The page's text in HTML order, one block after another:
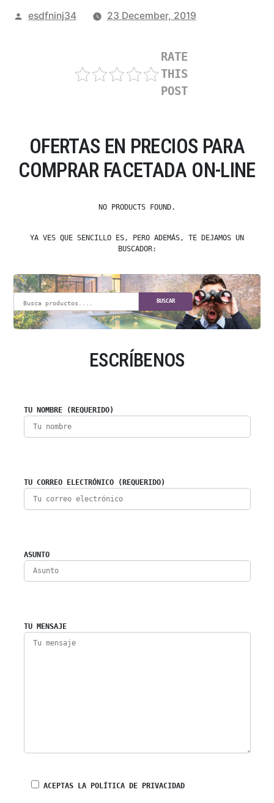
Posted
esdfninj34 23 December, 2019
RATE
THIS
POST
OFERTAS EN PRECIOS PARA
COMPRAR FACETADA ON-LINE
NO PRODUCTS FOUND.
YA VES QUE SENCILLO ES, PERO ADEMÁS, TE DEJAMOS UN
BUSCADOR:
BUSCAR
ESCRÍBENOS
TU NOMBRE (REQUERIDO)
TU CORREO ELECTRÓNICO (REQUERIDO)
ASUNTO
TU MENSAJE
ACEPTAS LA POLÍTICA DE PRIVACIDAD